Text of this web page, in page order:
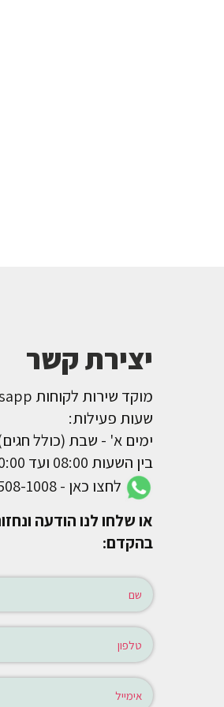
יצירת קשר
מוקד שירות לקוחות whatsapp
שעות פעילות:
ימים א' - שבת (כולל
בין השעות 08:00 ועד 00:00
לחצו כאן - 055-508-1008
או שלחו לנו הודעה
בהקדם: